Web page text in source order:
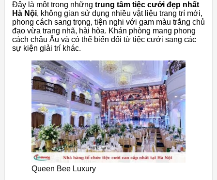
Đây là một trong những trung tâm tiệc cưới đẹp nhất
Hà Nội, không gian sử dụng nhiều vật liệu trang trí mới,
phong cách sang trọng, tiện nghi với gam màu trắng chủ
đạo vừa trang nhã, hài hòa. Khán phòng mang phong
cách châu Âu và có thể biến đổi từ tiệc cưới sang các
sự kiện giải trí khác.
Queen Bee Luxury